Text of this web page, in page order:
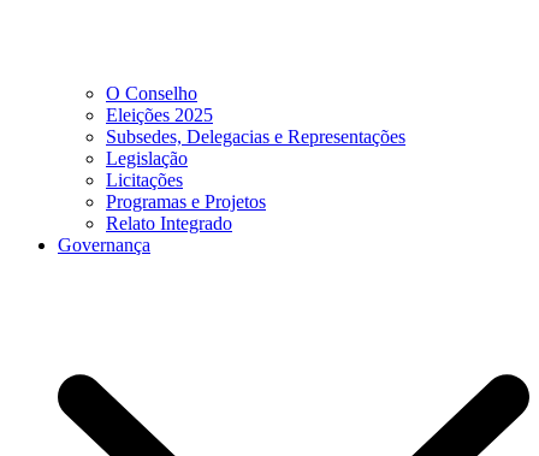
O Conselho
Eleições 2025
Subsedes, Delegacias e Representações
Legislação
Licitações
Programas e Projetos
Relato Integrado
Governança